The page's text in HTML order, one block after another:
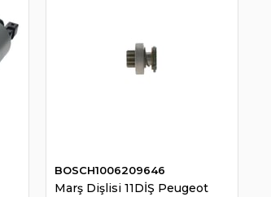
Marş Dişlisi 11DİŞ Peugeot
BOSCH1006209646